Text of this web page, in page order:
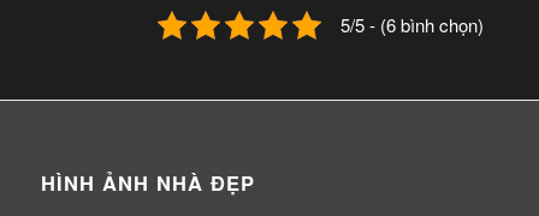
5/5 - (6 bình chọn)
HÌNH ẢNH NHÀ ĐẸP